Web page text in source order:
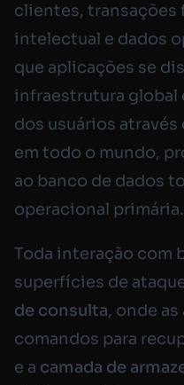
clientes, transações
intelectual e dados
que aplicações se
infraestrutura global
dos usuários
em todo o mundo,
ao banco de dados
operacional primária.
Toda interação com
superfícies de
de consulta, onde
comandos para
e a camada de